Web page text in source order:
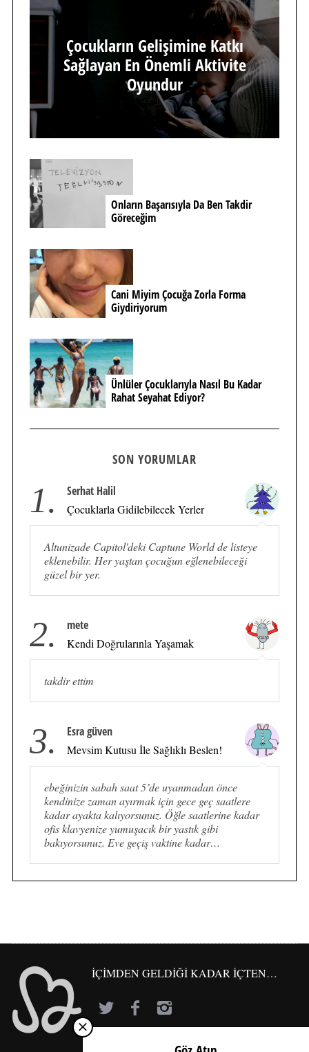
Çocukların Gelişimine Katkı
Sağlayan En Önemli Aktivite
Oyundur
Onların Başarısıyla Da Ben Takdir
Göreceğim
Cani Miyim Çocuğa Zorla Forma
Giydiriyorum
Ünlüler Çocuklarıyla Nasıl Bu Kadar
Rahat Seyahat Ediyor?
SON YORUMLAR
1. Serhat Halil
Çocuklarla Gidilebilecek Yerler
Altunizade Capitol'deki Captune World de listeye
eklenebilir. Her yaştan çocuğun eğlenebileceği
güzel bir yer.
2. mete
Kendi Doğrularınla Yaşamak
takdir ettim
3. Esra güven
Mevsim Kutusu İle Sağlıklı Beslen!
ebeğinizin sabah saat 5’de uyanmadan önce
kendinize zaman ayırmak için gece geç saatlere
kadar ayakta kalıyorsunuz. Öğle saatlerine kadar
ofis klavyenize yumuşacık bir yastık gibi
bakıyorsunuz. Eve geçiş vaktine kadar…
İÇİMDEN GELDİĞİ KADAR İÇTEN…